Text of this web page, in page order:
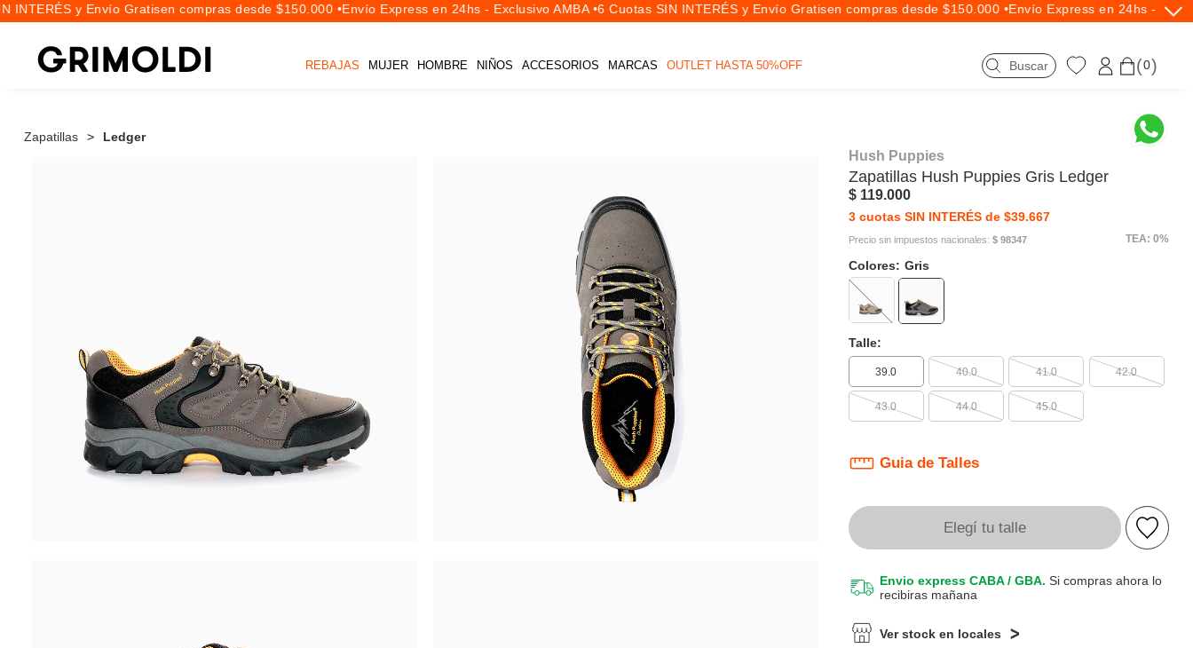
REBAJAS MUJER HOMBRE NIÑOS ACCESORIOS MARCAS OUTLET HASTA 50%OFF
INTERÉS y Envío Gratisen compras desde $150.000 •Envío Express en 24hs - Exclusivo AMBA •6 Cuotas SIN INTERÉS y Envío Gratisen compras desde $150.000 •Envío Express en 24hs -
0
Zapatillas Ledger
Hush Puppies
Zapatillas Hush Puppies Gris Ledger
$ 119.000
3 cuotas SIN INTERÉS de $39.667
Precio sin impuestos nacionales: $ 98347 TEA: 0%
Colores: Gris
Talle:
39.0 40.0 41.0 42.0
43.0 44.0 45.0
Guia de Talles
Elegí tu talle
Envio express CABA / GBA. Si compras ahora lo
recibiras mañana
Ver stock en locales